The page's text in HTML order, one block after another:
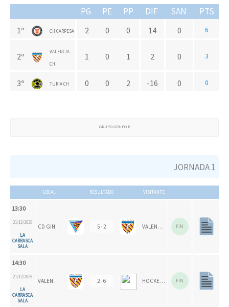
PG PE PP DIF SAN PTS
1º CH CARPESA 2 0 0 14 0 6
2º VALENCIA
CH
1 0 1 2 0 3
3º TURIA CH 0 0 2 -16 0 0
GRUPO GRUPO B
JORNADA 1
LOCAL RESULTADO VISITANTE
13:30
21/12/2025
LA
CARRASCA
SALA
CD GINER DE LOS RÍOS 5 - 2 VALENCIA CH 1924 FIN
14:30
21/12/2025
LA
CARRASCA
SALA
VALENCIA CH 1924 2 - 6 HOCKEY SALDUIE '78 FIN